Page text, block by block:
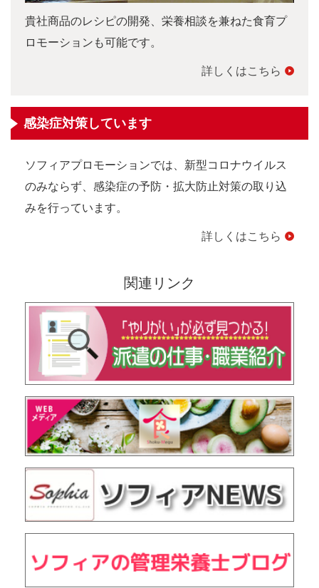
貴社商品のレシピの開発、栄養相談を兼ねた食育プ
ロモーションも可能です。
詳しくはこちら
感染症対策しています
ソフィアプロモーションでは、新型コロナウイルス
のみならず、感染症の予防・拡大防止対策の取り込
みを行っています。
詳しくはこちら
関連リンク